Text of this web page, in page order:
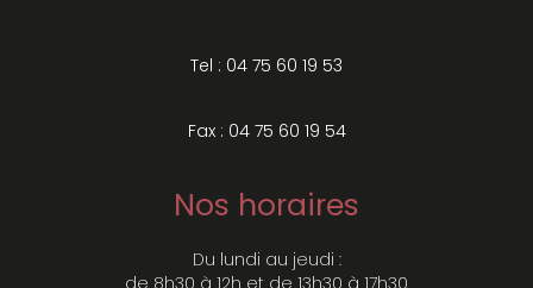
Tel : 04 75 60 19 53
Fax : 04 75 60 19 54
Nos horaires
Du lundi au jeudi :
de 8h30 à 12h et de 13h30 à 17h30